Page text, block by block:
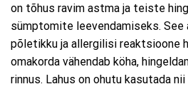
on tõhus ravim astma ja teiste
sümptomite leevendamiseks. See
põletikku ja allergilisi reaktsioone
omakorda vähendab köha,
rinnus. Lahus on ohutu kasutada